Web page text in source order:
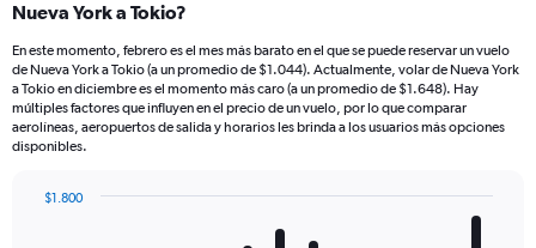
Nueva York a Tokio?
En este momento, febrero es el mes más barato en el que se puede reservar un vuelo
de Nueva York a Tokio (a un promedio de $1.044). Actualmente, volar de Nueva York
a Tokio en diciembre es el momento más caro (a un promedio de $1.648). Hay
múltiples factores que influyen en el precio de un vuelo, por lo que comparar
aerolíneas, aeropuertos de salida y horarios les brinda a los usuarios más opciones
disponibles.
$1.800